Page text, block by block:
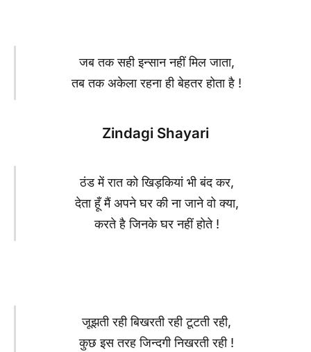
जब तक सही इन्सान नहीं मिल जाता,
तब तक अकेला रहना ही बेहतर होता है !
Zindagi Shayari
ठंड में रात को खिड़कियां भी बंद कर,
देता हूँ मैं अपने घर की ना जाने वो क्या,
करते है जिनके घर नहीं होते !
जूझती रही बिखरती रही टूटती रही,
कुछ इस तरह जिन्दगी निखरती रही !